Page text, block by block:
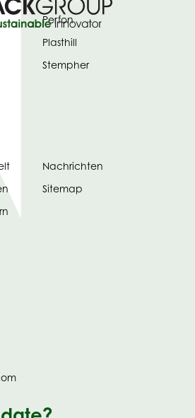
Perfon
Plasthill
Stempher
in
new
Nachrichten
Sitemap